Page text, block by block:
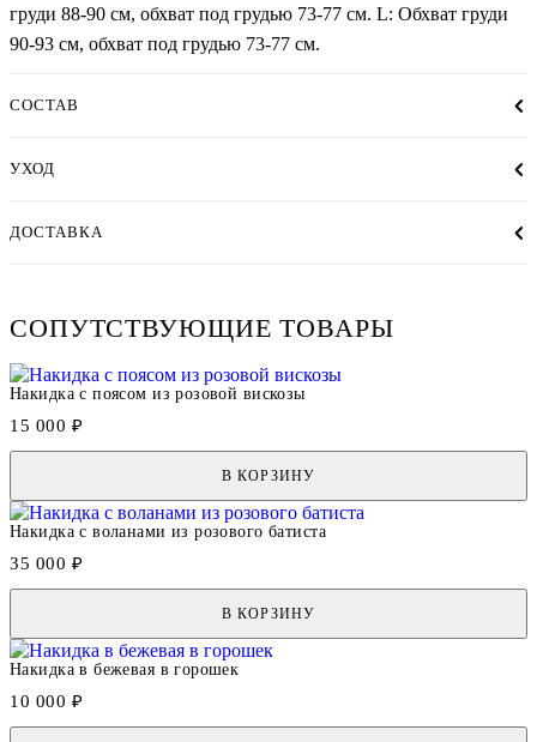
груди 88-90 см, обхват под грудью 73-77 см. L: Обхват груди
90-93 см, обхват под грудью 73-77 см.
СОСТАВ
УХОД
ДОСТАВКА
СОПУТСТВУЮЩИЕ ТОВАРЫ
Накидка с поясом из розовой вискозы
15 000 ₽
В КОРЗИНУ
Накидка с воланами из розового батиста
35 000 ₽
В КОРЗИНУ
Накидка в бежевая в горошек
10 000 ₽